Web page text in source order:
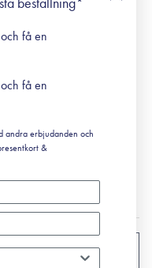
få en
få en
andra erbjudanden och
&